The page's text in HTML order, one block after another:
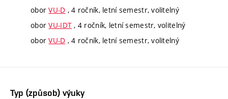
oborVU-D , 4 ročník, letní semestr, volitelný
oborVU-IDT , 4 ročník, letní semestr, volitelný
oborVU-D , 4 ročník, letní semestr, volitelný
Typ (způsob) výuky